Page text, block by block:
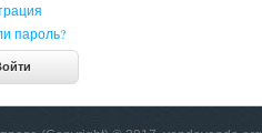
пароль?